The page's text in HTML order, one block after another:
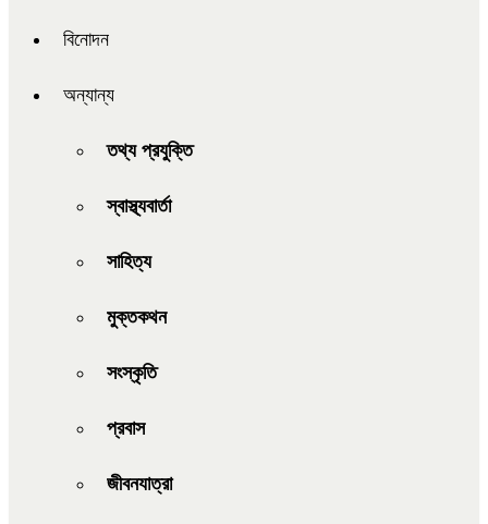
বিনোদন
অন্যান্য
তথ্য প্রযুক্তি
স্বাস্থ্যবার্তা
সাহিত্য
মুক্তকথন
সংস্কৃতি
প্রবাস
জীবনযাত্রা